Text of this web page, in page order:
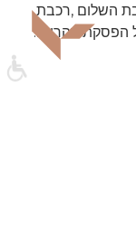
השלום ,רכבת
הפסקת צהריים.